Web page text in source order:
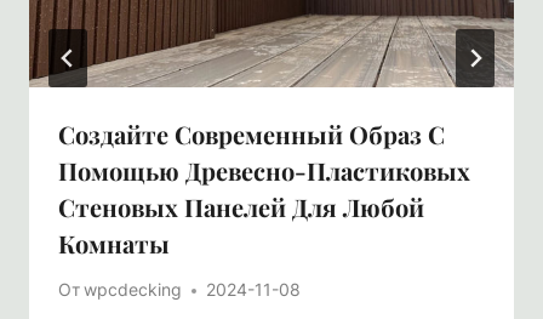
Создайте Современный Образ С
Помощью Древесно-Пластиковых
Стеновых Панелей Для Любой
Комнаты
Отwpcdecking 2024-11-08